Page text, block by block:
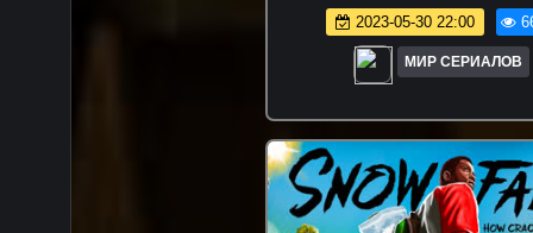
2023-05-30 22:00
МИР СЕРИАЛОВ